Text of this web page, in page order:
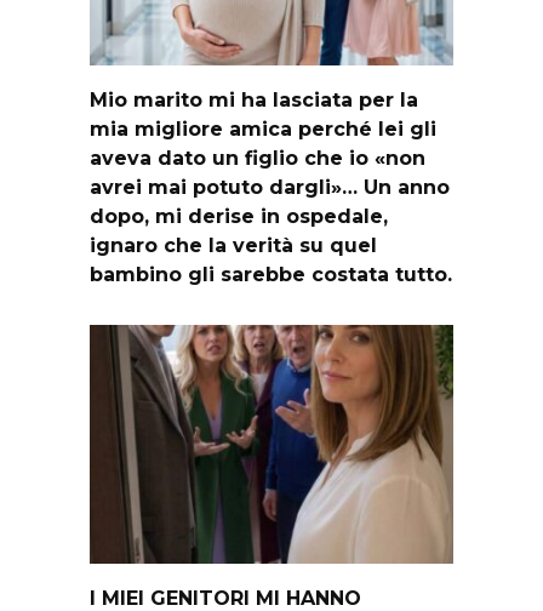
Mio marito mi ha lasciata per la
mia migliore amica perché lei gli
aveva dato un figlio che io «non
avrei mai potuto dargli»… Un anno
dopo, mi derise in ospedale,
ignaro che la verità su quel
bambino gli sarebbe costata tutto.
I MIEI GENITORI MI HANNO